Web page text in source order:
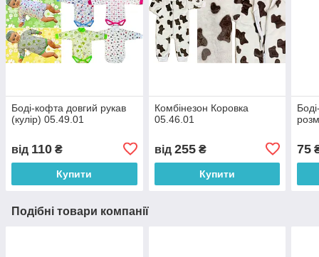
Боді-кофта довгий рукав
(кулір) 05.49.01
від 110 ₴
Купити
Комбінезон Коровка
05.46.01
від 255₴
Купити
75
Подібні товари компанії